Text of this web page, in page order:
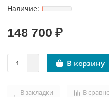
КРЫШНЫЕ КОНДИЦИОНЕРЫ
ПРЕЦИЗИОННЫЕ
ХОЛОДИЛЬНЫЕ МАШИНЫ
ТЕПЛЫЕ ПОЛЫ
ТЕРМОРЕГУЛЯТОРЫ
ЭЛЕКТРОКАМИНЫ
148 700 ₽
В корзину
В закладки В